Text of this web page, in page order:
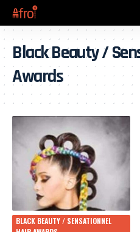
Black Beauty /
Awards
BLACK BEAUTY / SENSATIONNEL